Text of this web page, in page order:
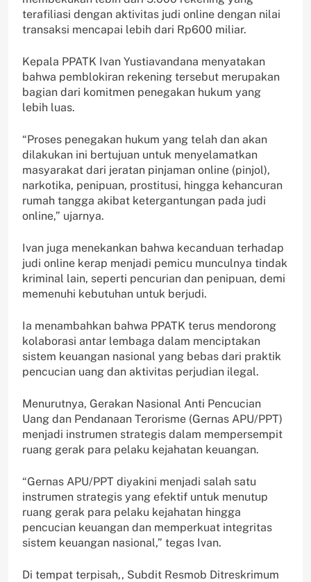
terafiliasi dengan aktivitas judi online dengan nilai
transaksi mencapai lebih dari Rp600 miliar.
Kepala PPATK Ivan Yustiavandana menyatakan
bahwa pemblokiran rekening tersebut merupakan
bagian dari komitmen penegakan hukum yang
lebih luas.
“Proses penegakan hukum yang telah dan akan
dilakukan ini bertujuan untuk menyelamatkan
masyarakat dari jeratan pinjaman online (pinjol),
narkotika, penipuan, prostitusi, hingga kehancuran
rumah tangga akibat ketergantungan pada judi
online,” ujarnya.
Ivan juga menekankan bahwa kecanduan terhadap
judi online kerap menjadi pemicu munculnya tindak
kriminal lain, seperti pencurian dan penipuan, demi
memenuhi kebutuhan untuk berjudi.
Ia menambahkan bahwa PPATK terus mendorong
kolaborasi antar lembaga dalam menciptakan
sistem keuangan nasional yang bebas dari praktik
pencucian uang dan aktivitas perjudian ilegal.
Menurutnya, Gerakan Nasional Anti Pencucian
Uang dan Pendanaan Terorisme (Gernas APU/PPT)
menjadi instrumen strategis dalam mempersempit
ruang gerak para pelaku kejahatan keuangan.
“Gernas APU/PPT diyakini menjadi salah satu
instrumen strategis yang efektif untuk menutup
ruang gerak para pelaku kejahatan hingga
pencucian keuangan dan memperkuat integritas
sistem keuangan nasional,” tegas Ivan.
Di tempat terpisah,, Subdit Resmob Ditreskrimum